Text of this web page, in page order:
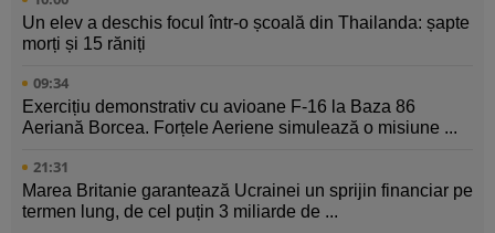
Un elev a deschis focul într-o școală din Thailanda: șapte
morți și 15 răniți
09:34
Exercițiu demonstrativ cu avioane F-16 la Baza 86
Aeriană Borcea. Forțele Aeriene simulează o misiune ...
21:31
Marea Britanie garantează Ucrainei un sprijin financiar pe
termen lung, de cel puțin 3 miliarde de ...